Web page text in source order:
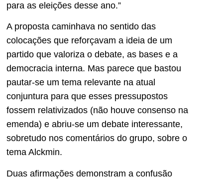
para as eleições desse ano.”
A proposta caminhava no sentido das
colocações que reforçavam a ideia de um
partido que valoriza o debate, as bases e a
democracia interna. Mas parece que bastou
pautar-se um tema relevante na atual
conjuntura para que esses pressupostos
fossem relativizados (não houve consenso na
emenda) e abriu-se um debate interessante,
sobretudo nos comentários do grupo, sobre o
tema Alckmin.
Duas afirmações demonstram a confusão